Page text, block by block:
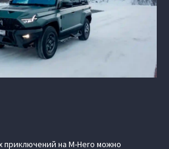
на M-Hero можно